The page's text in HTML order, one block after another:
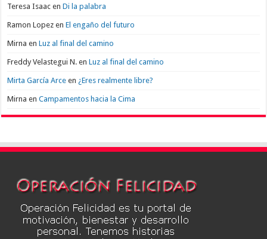
Teresa Isaac enDi la palabra
Ramon Lopez enEl engaño del futuro
Mirna enLuz al final del camino
Freddy Velastegui N. enLuz al final del camino
Mirta García Arce en ¿Eres realmente libre?
Mirna enCampamentos hacia la Cima